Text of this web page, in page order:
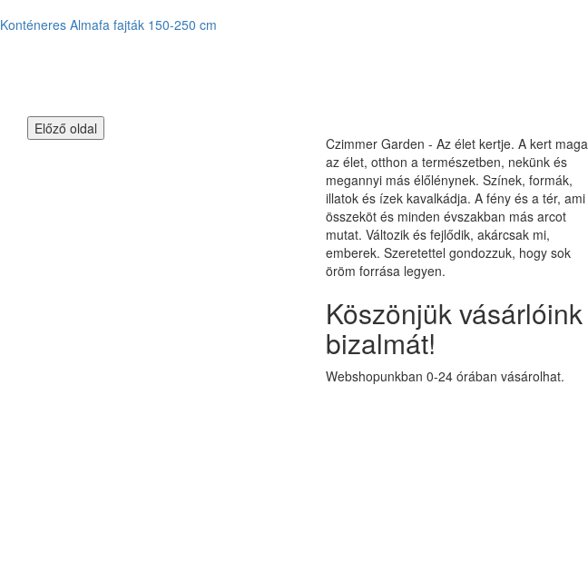
Konténeres Almafa fajták 150-250 cm
Czimmer Garden - Az élet kertje. A kert maga
az élet, otthon a természetben, nekünk és
megannyi más élőlénynek. Színek, formák,
illatok és ízek kavalkádja. A fény és a tér, ami
összeköt és minden évszakban más arcot
mutat. Változik és fejlődik, akárcsak mi,
emberek. Szeretettel gondozzuk, hogy sok
öröm forrása legyen.
Köszönjük vásárlóink
bizalmát!
Webshopunkban 0-24 órában vásárolhat.